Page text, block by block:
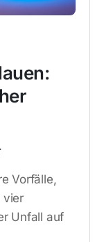
Vorfälle,
vier
Unfall auf